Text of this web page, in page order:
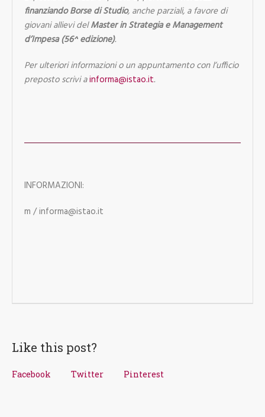
finanziando Borse di Studio, anche parziali, a favore di
giovani allievi delMaster in Strategia e Management
d’Impesa (56^ edizione).
Per ulteriori informazioni o un appuntamento con l’ufficio
preposto scrivi ainforma@istao.it.
INFORMAZIONI:
m / informa@istao.it
Like this post?
Facebook Twitter Pinterest